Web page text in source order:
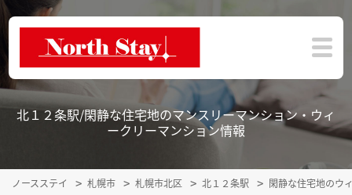
北１２条駅/閑静な住宅地のマンスリーマンション・ウィ
ークリーマンション情報
ノースステイ 札幌市 札幌市北区 北１２条駅 閑静な住宅地のウ